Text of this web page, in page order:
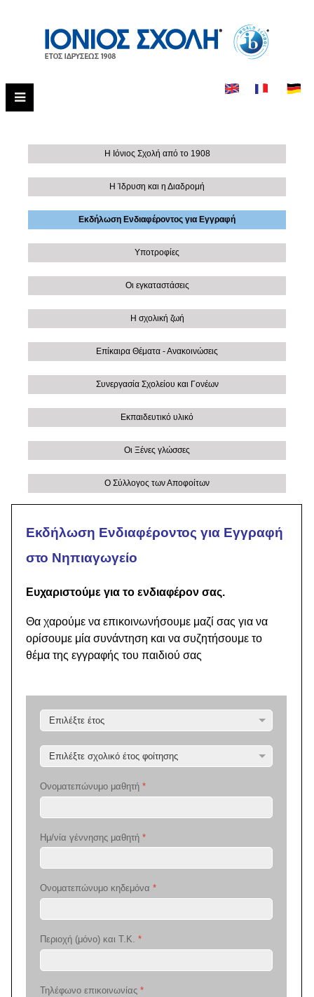
Η Ιόνιος Σχολή από το 1908
Η Ίδρυση και η Διαδρομή
Εκδήλωση Ενδιαφέροντος για Εγγραφή
Υποτροφίες
Οι εγκαταστάσεις
Η σχολική ζωή
Επίκαιρα Θέματα - Ανακοινώσεις
Συνεργασία Σχολείου και Γονέων
Εκπαιδευτικό υλικό
Οι Ξένες γλώσσες
Ο Σύλλογος των Αποφοίτων
Εκδήλωση Ενδιαφέροντος για Εγγραφή
στο Νηπιαγωγείο
Ευχαριστούμε για το ενδιαφέρον σας.
Θα χαρούμε να επικοινωνήσουμε μαζί σας για να
ορίσουμε μία συνάντηση και να συζητήσουμε το
θέμα της εγγραφής του παιδιού σας
Ονοματεπώνυμο μαθητή*
Ημ/νία γέννησης μαθητή*
Ονοματεπώνυμο κηδεμόνα*
Περιοχή (μόνο) και Τ.Κ.*
Τηλέφωνο επικοινωνίας*